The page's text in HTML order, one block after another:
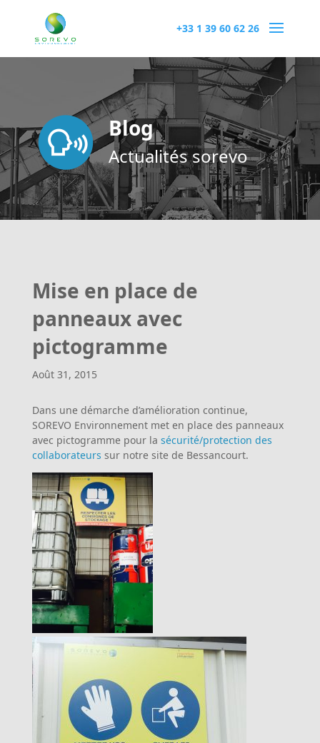
+33 1 39 60 62 26
Blog
Actualités sorevo
Mise en place de
panneaux avec
pictogramme
Août 31, 2015
Dans une démarche d’amélioration continue,
SOREVO Environnement met en place des panneaux
avec pictogramme pour la sécurité/protection des
collaborateurs sur notre site de Bessancourt.